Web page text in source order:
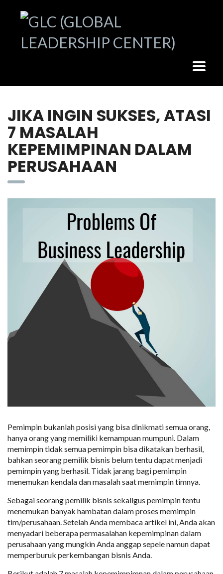
JIKA INGIN SUKSES, ATASI
7 MASALAH
KEPEMIMPINAN DALAM
PERUSAHAAN
Pemimpin bukanlah posisi yang bisa dinikmati semua orang,
hanya orang yang memiliki kemampuan mumpuni. Dalam
memimpin tidak semua pemimpin bisa dikatakan berhasil,
bahkan seorang pemilik bisnis belum tentu dapat menjadi
pemimpin yang berhasil. Tidak jarang bagi pemimpin
menemukan kendala dan masalah saat memimpin timnya.
Sebagai seorang pemilik bisnis sekaligus pemimpin tentu
menemukan banyak hambatan dalam proses memimpin
tim/perusahaan. Setelah Anda membaca artikel ini, Anda akan
menyadari beberapa permasalahan kepemimpinan dalam
perusahaan yang mungkin Anda anggap sepele namun dapat
memperburuk perkembangan bisnis Anda.